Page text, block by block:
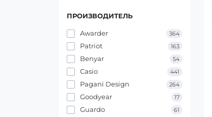
ПРОИЗВОДИТЕЛЬ
Awarder 364
Patriot 163
Benyar 54
Casio 441
Pagani Design 264
Goodyear 17
Guardo 61